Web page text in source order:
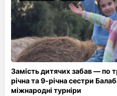
Замість дитячих забав — по
річна та 9-річна сестри
міжнародні турніри